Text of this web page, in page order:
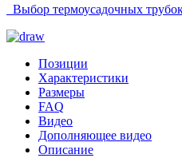
Выбор термоусадочных
Позиции
Характеристики
Размеры
FAQ
Видео
Дополняющее видео
Описание